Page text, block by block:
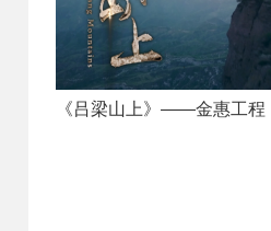
《吕梁山上》——金惠工程